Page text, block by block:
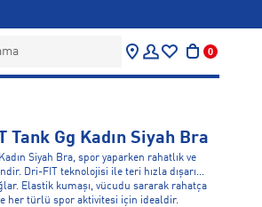
0
Tank Gg Kadın Siyah Bra
Siyah Bra, spor yaparken rahatlık ve
Dri-FIT teknolojisi ile teri hızla dışarı
Elastik kumaşı, vücudu sararak rahatça
her türlü spor aktivitesi için idealdir.